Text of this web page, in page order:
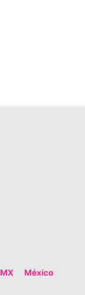
México